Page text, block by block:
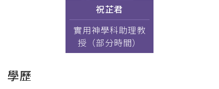
祝芷君
實用神學科助理教
授（部分時間）
學歷